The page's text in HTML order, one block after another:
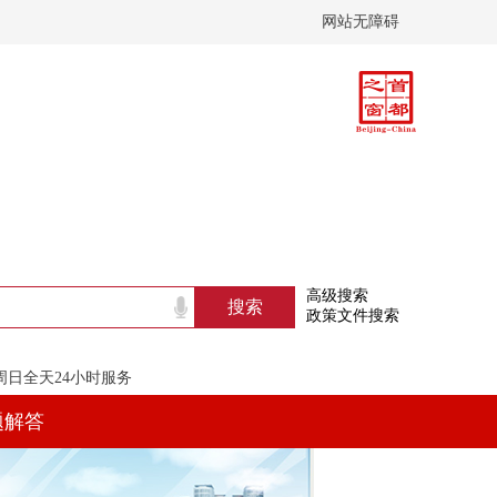
网站无障碍
高级搜索
政策文件搜索
日全天24小时服务
解答